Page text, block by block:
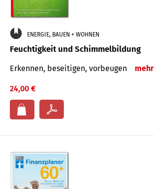
ENERGIE, BAUEN + WOHNEN
Feuchtigkeit und Schimmelbildung
Erkennen, beseitigen, vorbeugen mehr
24,00 €